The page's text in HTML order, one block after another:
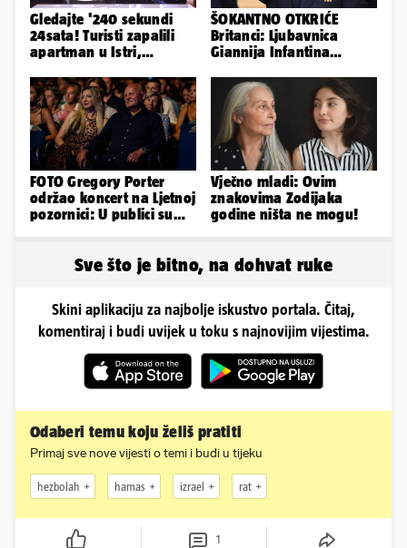
Gledajte '240 sekundi
24sata! Turisti zapalili
apartman u Istri,
završena'
ŠOKANTNO OTKRIĆE
Britanci: Ljubavnica
Giannija Infantina
Uefe!?
FOTO Gregory Porter
održao koncert na Ljetnoj
pozornici: U publici su
Vječno mladi: Ovim
znakovima Zodijaka
godine ništa ne mogu!
Sve što je bitno, na dohvat ruke
Skini aplikaciju za najbolje iskustvo portala. Čitaj,
komentiraj i budi uvijek u toku s najnovijim vijestima.
Odaberi temu koju želiš pratiti
Primaj sve nove vijesti o temi i budi u tijeku
hezbolah hamas izrael rat
1